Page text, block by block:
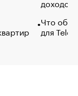
доходов
Что
для